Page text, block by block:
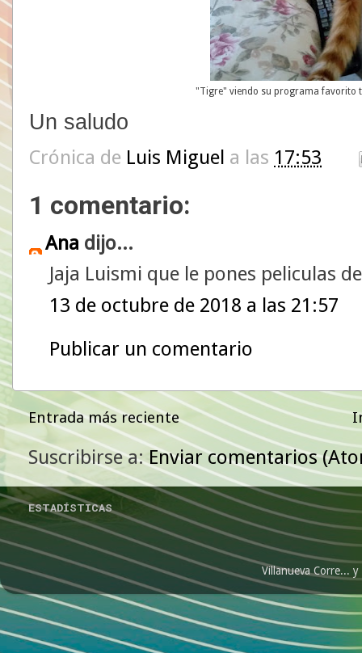
"Tigre" viendo su programa favorito
Un saludo
Crónica de Luis Miguel a las 17:53
1 comentario:
Ana dijo...
Jaja Luismi que le pones peliculas
13 de octubre de 2018 a las 21:57
Publicar un comentario
Entrada más reciente
Suscribirse a:Enviar comentarios
ESTADÍSTICAS
Villanueva Corre...